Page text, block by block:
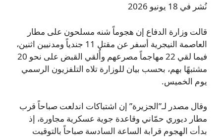
نُشر في 18 يونيو 2026
قالت وزارة الدفاع إن هجوماً شنه مسلحون على مطار
العاصمة النيجرية أسفر عن مقتل 11 جندياً ومدنيين اثنين،
فيما لقي 22 مهاجماً مصرعهم وأُلقي القبض على نحو 20
مشتبهًا بهم، بحسب بيان للوزارة تلاه التلفزيون الرسمي
يوم الخميس.
وقال مصدر لـ”الجزيرة” إن اشتباكات اندلعت صباحاً قرب
مطار ديوري حمّاني وقاعدة جوية عسكرية مجاورة، إذ
بدأت الهجوم قرابة الساعة السادسة صباحاً بالتوقيت